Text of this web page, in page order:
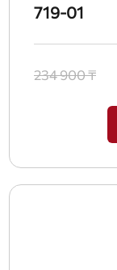
719-01
234 900 ₸